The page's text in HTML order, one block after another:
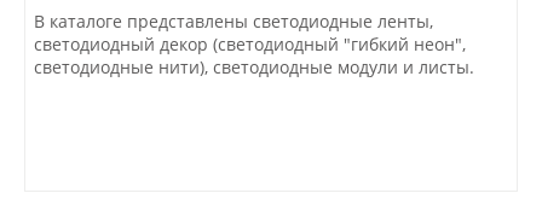
В каталоге представлены светодиодные ленты,
светодиодный декор (светодиодный "гибкий неон",
светодиодные нити), светодиодные модули и листы.